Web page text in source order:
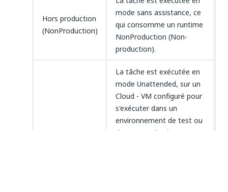
Hors production
(NonProduction)
mode sans assistance, ce
qui consomme un runtime
NonProduction (Non-
production).
La tâche est exécutée en
mode Unattended, sur un
Cloud - VM configuré pour
s'exécuter dans un
environnement de test ou
de non-production.